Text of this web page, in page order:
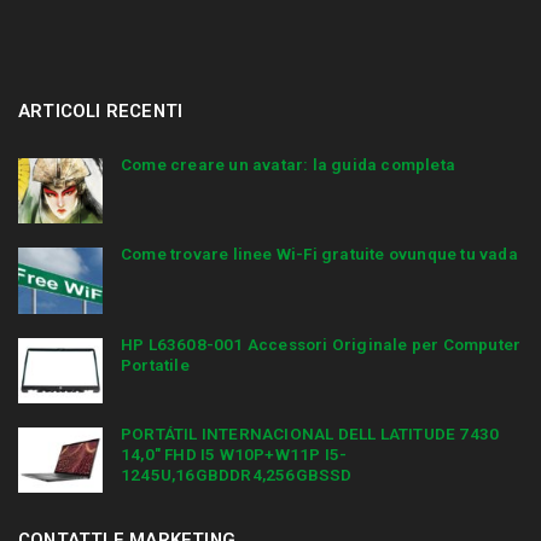
ARTICOLI RECENTI
Come creare un avatar: la guida completa
Come trovare linee Wi-Fi gratuite ovunque tu vada
HP L63608-001 Accessori Originale per Computer
Portatile
PORTÁTIL INTERNACIONAL DELL LATITUDE 7430
14,0″ FHD I5 W10P+W11P I5-
1245U,16GBDDR4,256GBSSD